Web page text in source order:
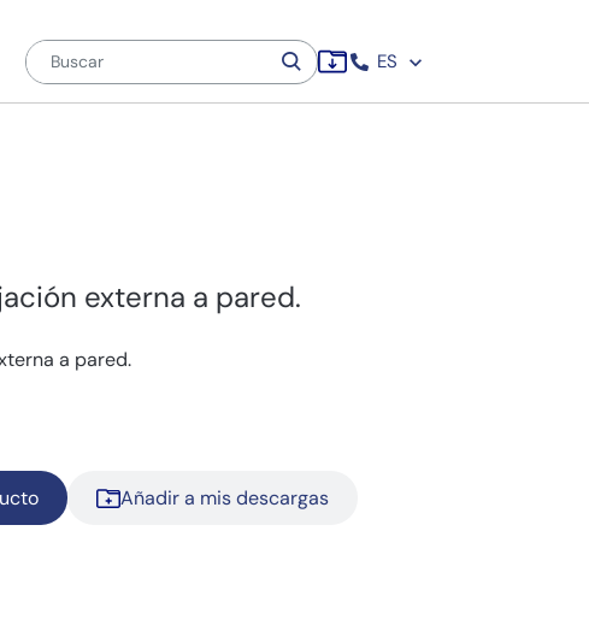
ES
externa a pared.
a pared.
Añadir a mis descargas